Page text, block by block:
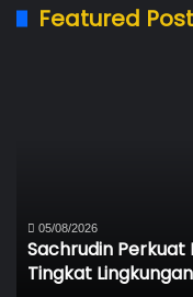
Featured
di
Desa
Cijeruk
05/08/2026
Bupati Serang
Garuda di Desa